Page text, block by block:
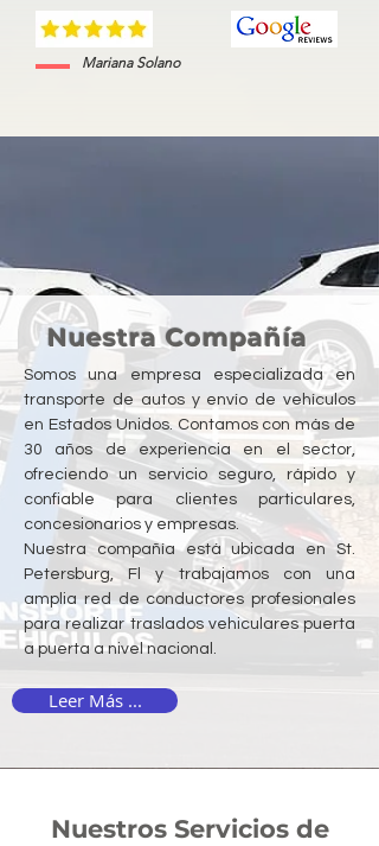
Mariana Solano
Nuestra Compañía
Somos una empresa especializada en
transporte de autos y envío de vehículos
en Estados Unidos. Contamos con más de
30 años de experiencia en el sector,
ofreciendo un servicio seguro, rápido y
confiable para clientes particulares,
concesionarios y empresas.
Nuestra compañía está ubicada en St.
Petersburg, Fl y trabajamos con una
amplia red de conductores profesionales
para realizar traslados vehiculares puerta
a puerta a nivel nacional.
Leer Más ...
Nuestros Servicios de